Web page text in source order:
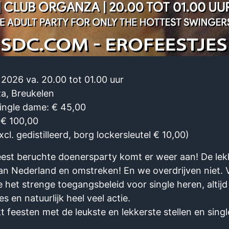
va. 20.00 tot 01.00 uur
Breukelen
dame: € 45,00
100,00
gedistilleerd, borg lockersleutel € 10,00)
beruchte doenersparty komt er weer aan! De
Nederland en omstreken! En we overdrijven niet.
het strenge toegangsbeleid voor single heren,
en natuurlijk heel veel actie.
feesten met de leukste en lekkerste stellen en